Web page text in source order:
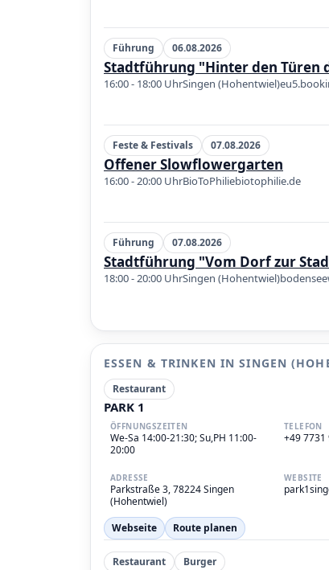
Führung 06.08.2026
Stadtführung "Hinter den Türen
16:00 - 18:00 UhrSingen (Hohentwiel)
Feste & Festivals 07.08.2026
Offener Slowflowergarten
16:00 - 20:00 UhrBioToPhiliebiotophilie.de
Führung 07.08.2026
Stadtführung "Vom Dorf zur
18:00 - 20:00 UhrSingen (Hohentwiel)
ESSEN & TRINKEN IN SINGEN
Restaurant
PARK 1
ÖFFNUNGSZEITEN
We-Sa 14:00-21:30; Su,PH 11:00-
20:00
TELEFON
+49 7731
ADRESSE
Parkstraße 3, 78224 Singen
(Hohentwiel)
WEBSITE
Webseite Route planen
Restaurant Burger